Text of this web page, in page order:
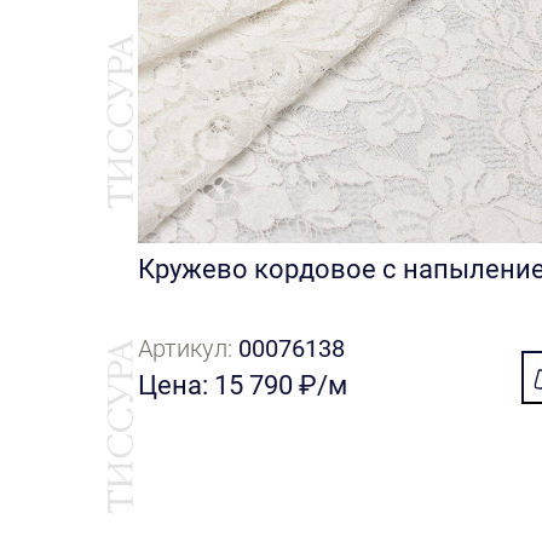
Кружево кордовое с
Артикул: 00076138
Цена: 15 790 ₽/м